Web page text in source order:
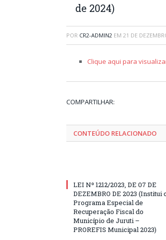
de 2024)
POR CR2-ADMIN2 EM 21 DE
Clique aqui para
COMPARTILHAR:
CONTEÚDO RELACIONADO
LEI Nº 1212/2023, DE 07 DE
DEZEMBRO DE 2023 (Institui
Programa Especial de
Recuperação Fiscal do
Município de Juruti –
PROREFIS Municipal 2023)